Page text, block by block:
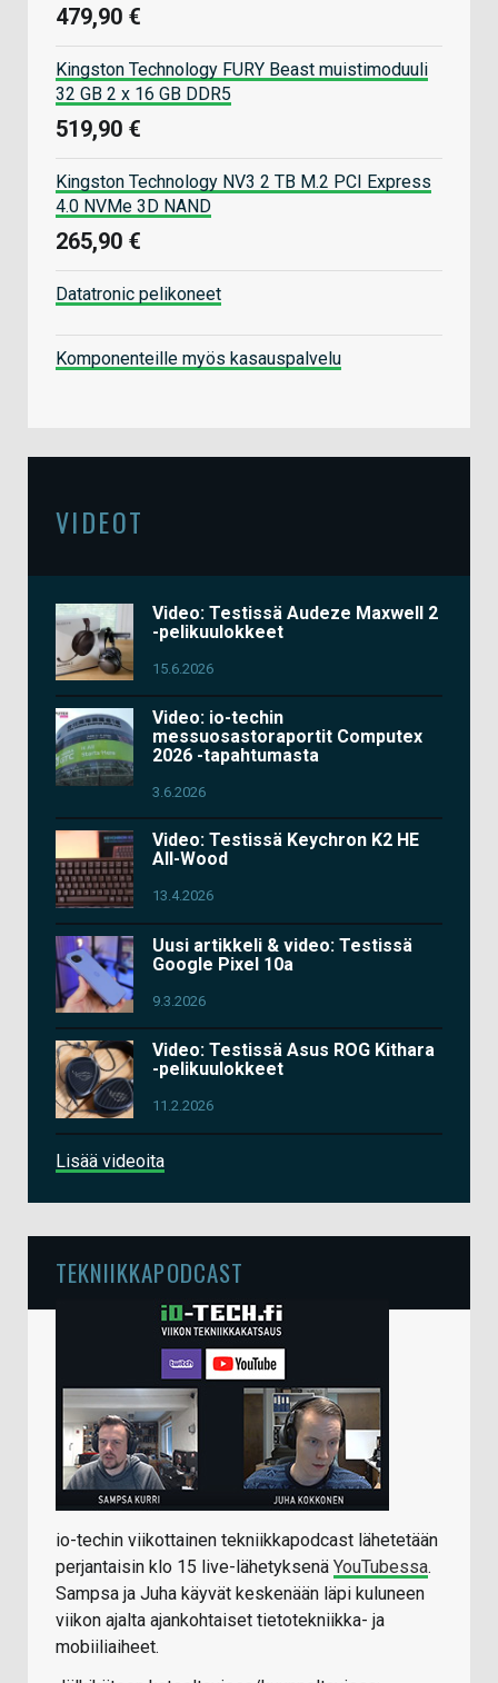
479,90 €
Kingston Technology FURY Beast muistimoduuli
32 GB 2 x 16 GB DDR5
519,90 €
Kingston Technology NV3 2 TB M.2 PCI Express
4.0 NVMe 3D NAND
265,90 €
Datatronic pelikoneet
Komponenteille myös kasauspalvelu
VIDEOT
Video: Testissä Audeze Maxwell 2
-pelikuulokkeet
15.6.2026
Video: io-techin
messuosastoraportit Computex
2026 -tapahtumasta
3.6.2026
Video: Testissä Keychron K2 HE
All-Wood
13.4.2026
Uusi artikkeli & video: Testissä
Google Pixel 10a
9.3.2026
Video: Testissä Asus ROG Kithara
-pelikuulokkeet
11.2.2026
Lisää videoita
TEKNIIKKAPODCAST
io-techin viikottainen tekniikkapodcast lähetetään
perjantaisin klo 15 live-lähetyksenä YouTubessa.
Sampsa ja Juha käyvät keskenään läpi kuluneen
viikon ajalta ajankohtaiset tietotekniikka- ja
mobiiliaiheet.